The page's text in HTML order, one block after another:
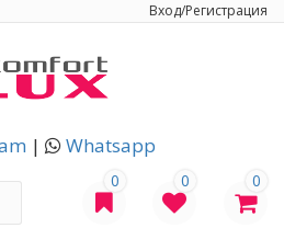
Вход/Регистрация
| Whatsapp
0 0 0